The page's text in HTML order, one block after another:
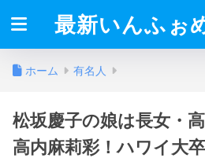
最新いんふぉ
ホーム 有名人
松坂慶子の娘は長女・
高内麻莉彩！ハワイ大